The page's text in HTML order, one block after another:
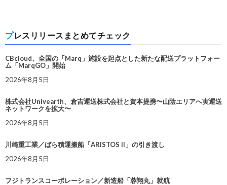
プレスリリースまとめてチェック
CBcloud、全国の「Marq」施設を起点とした新たな配送プラットフォー
ム「MarqGO」開始
2026年8月5日
株式会社Univearth、倉吉運送株式会社と資本提携〜山陰エリアへ実運送
ネットワークを拡大〜
2026年8月5日
川崎重工業／ばら積運搬船「ARISTOS II」の引き渡し
2026年8月5日
フジトランスコーポレーション／新造船「蓉翔丸」就航